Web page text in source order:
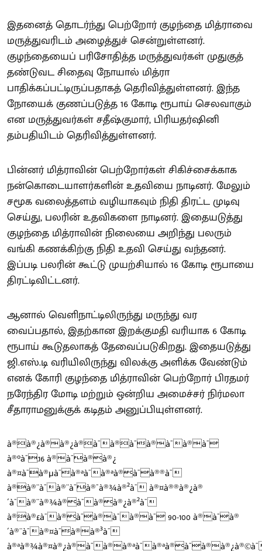
இதனைத் தொடர்ந்து பெற்றோர் குழந்தை மித்ராவை
மருத்துவரிடம் அழைத்துச் சென்றுள்ளனர்.
குழந்தையைப் பரிசோதித்த மருத்துவர்கள் முதுகுத்
தண்டுவட சிதைவு நோயால் மித்ரா
பாதிக்கப்பட்டிருப்பதாகத் தெரிவித்துள்ளனர். இந்த
நோயைக் குணப்படுத்த 16 கோடி ரூபாய் செலவாகும்
என மருத்துவர்கள் சதீஷ்குமார், பிரியதர்ஷினி
தம்பதியிடம் தெரிவித்துள்ளனர்.
பின்னர் மித்ராவின் பெற்றோர்கள் சிகிச்சைக்காக
நன்கொடையாளர்களின் உதவியை நாடினர். மேலும்
சமூக வலைத்தளம் வழியாகவும் நிதி திரட்ட முடிவு
செய்து, பலரின் உதவிகளை நாடினர். இதையடுத்து
குழந்தை மித்ராவின் நிலையை அறிந்து பலரும்
வங்கி கணக்கிற்கு நிதி உதவி செய்து வந்தனர்.
இப்படி பலரின் கூட்டு முயற்சியால் 16 கோடி ரூபாயை
திரட்டிவிட்டனர்.
ஆனால் வெளிநாட்டிலிருந்து மருந்து வர
வைப்பதால், இதற்கான இறக்குமதி வரியாக 6 கோடி
ரூபாய் கூடுதலாகத் தேவைப்படுகிறது. இதையடுத்து
ஜி.எஸ்.டி வரியிலிருந்து விலக்கு அளிக்க வேண்டும்
எனக் கோரி குழந்தை மித்ராவின் பெற்றோர் பிரதமர்
நரேந்திர மோடி மற்றும் ஒன்றிய அமைச்சர் நிர்மலா
சீதாராமனுக்குக் கடிதம் அனுப்பியுள்ளனர்.
à®à®¿à®à®¿à®à¯à®à¯à®à¯à®à¯
à®°à¯.16 à®à¯à®à®¿
à®¤à¯à®µà¯à®ªà¯à®ªà®à¯à®®à¯
à®à®¨à¯à®¨à¯à®¯à®¾à®²à¯ à®¤à®®à®¿à®
´à¯à®¨à®¾à®à¯à®à®¿à®²à¯
à®à®£à¯à®à¯à®à¯à®à¯ 90-100 à®à¯à®
´à®¨à¯à®¤à¯à®à®³à¯